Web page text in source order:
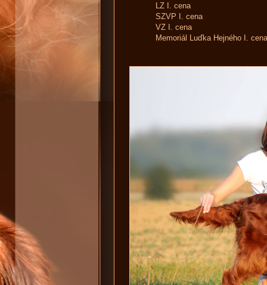
LZ I. cena
SZVP I. cena
VZ I. cena
Memoriál Luďka Hejného I. cena